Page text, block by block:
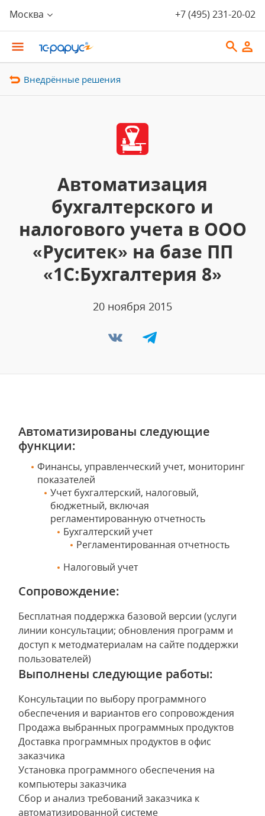
Москва +7 (495) 231-20-02
Внедрённые решения
Автоматизация
бухгалтерского и
налогового учета в ООО
«Руситек» на базе ПП
«1С:Бухгалтерия 8»
20 ноября 2015
Автоматизированы следующие
функции:
Финансы, управленческий учет, мониторинг
показателей
Учет бухгалтерский, налоговый,
бюджетный, включая
регламентированную отчетность
Бухгалтерский учет
Регламентированная отчетность
Налоговый учет
Сопровождение:
Бесплатная поддержка базовой версии (услуги
линии консультации; обновления программ и
доступ к методматериалам на сайте поддержки
пользователей)
Выполнены следующие работы:
Консультации по выбору программного
обеспечения и вариантов его сопровождения
Продажа выбранных программных продуктов
Доставка программных продуктов в офис
заказчика
Установка программного обеспечения на
компьютеры заказчика
Сбор и анализ требований заказчика к
автоматизированной системе